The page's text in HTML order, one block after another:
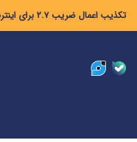
تکذیب اعمال ضریب ۲.۷ برای اینترنت بین‌الملل از سوی سازمان تنظیم مقررات